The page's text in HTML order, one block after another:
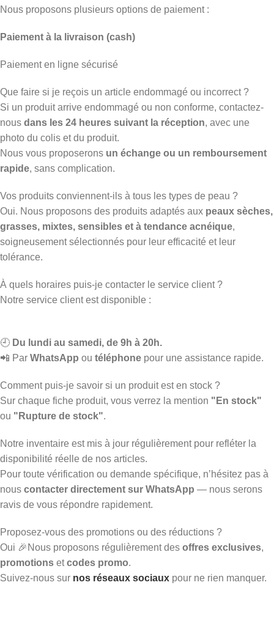
Nous proposons plusieurs options de paiement :
Paiement à la livraison (cash)
Paiement en ligne sécurisé
Que faire si je reçois un article endommagé ou incorrect ?
Si un produit arrive endommagé ou non conforme, contactez-
nous dans les 24 heures suivant la réception, avec une
photo du colis et du produit.
Nous vous proposerons un échange ou un remboursement
rapide, sans complication.
Vos produits conviennent-ils à tous les types de peau ?
Oui. Nous proposons des produits adaptés aux peaux sèches,
grasses, mixtes, sensibles et à tendance acnéique,
soigneusement sélectionnés pour leur efficacité et leur
tolérance.
À quels horaires puis-je contacter le service client ?
Notre service client est disponible :
🕘 Du lundi au samedi, de 9h à 20h.
📲 Par WhatsApp ou téléphone pour une assistance rapide.
Comment puis-je savoir si un produit est en stock ?
Sur chaque fiche produit, vous verrez la mention "En stock"
ou "Rupture de stock".
Notre inventaire est mis à jour régulièrement pour refléter la
disponibilité réelle de nos articles.
Pour toute vérification ou demande spécifique, n’hésitez pas à
nous contacter directement sur WhatsApp — nous serons
ravis de vous répondre rapidement.
Proposez-vous des promotions ou des réductions ?
Oui 🎉Nous proposons régulièrement des offres exclusives,
promotions etcodes promo.
Suivez-nous sur nos réseaux sociaux pour ne rien manquer.